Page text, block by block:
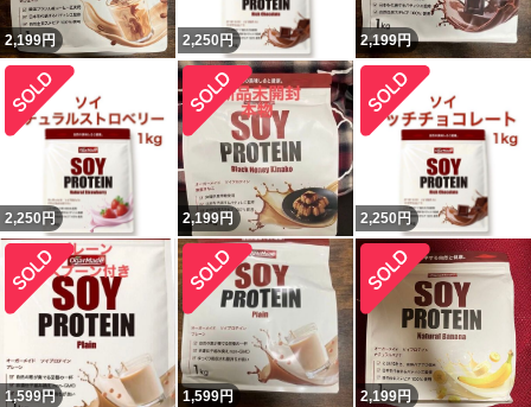
2,199円 2,250 円 2,199円
2,250 円 2,199円 2,250 円
1,599円 1,599円 2,199円